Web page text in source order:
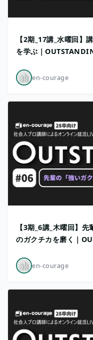
【2期_17講_水曜回】
を学ぶ｜
en-courage
【3期_6講_木曜回】
のガクチカを磨く｜
en-courage